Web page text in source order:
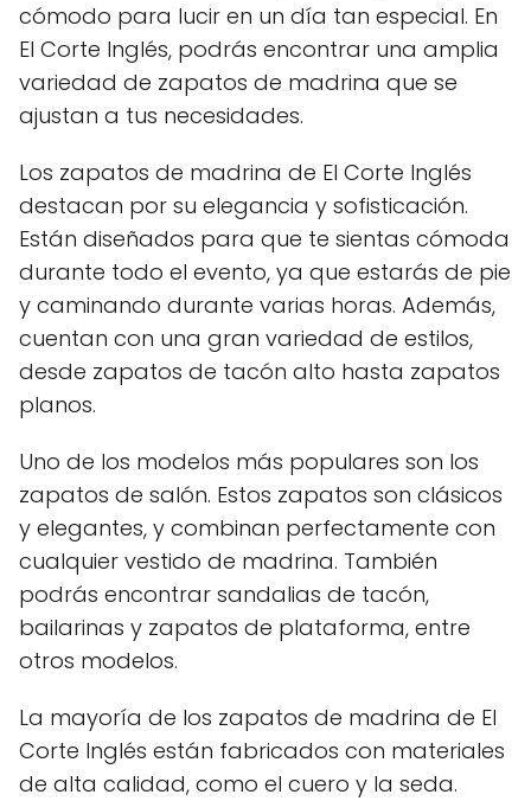
cómodo para lucir en un día tan especial. En
El Corte Inglés, podrás encontrar una amplia
variedad de zapatos de madrina que se
ajustan a tus necesidades.
Los zapatos de madrina de El Corte Inglés
destacan por su elegancia y sofisticación.
Están diseñados para que te sientas cómoda
durante todo el evento, ya que estarás de pie
y caminando durante varias horas. Además,
cuentan con una gran variedad de estilos,
desde zapatos de tacón alto hasta zapatos
planos.
Uno de los modelos más populares son los
zapatos de salón. Estos zapatos son clásicos
y elegantes, y combinan perfectamente con
cualquier vestido de madrina. También
podrás encontrar sandalias de tacón,
bailarinas y zapatos de plataforma, entre
otros modelos.
La mayoría de los zapatos de madrina de El
Corte Inglés están fabricados con materiales
de alta calidad, como el cuero y la seda.